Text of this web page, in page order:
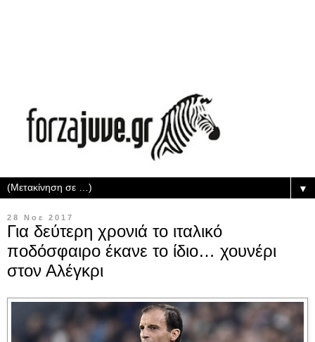
▼
28 Νοε 2017
Για δεύτερη χρονιά το ιταλικό
ποδόσφαιρο έκανε το ίδιο… χουνέρι
στον Αλέγκρι